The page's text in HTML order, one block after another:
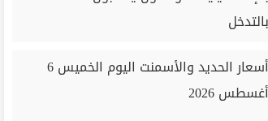
بالتدخل
أسعار الحديد والأسمنت اليوم الخميس 6
أغسطس 2026